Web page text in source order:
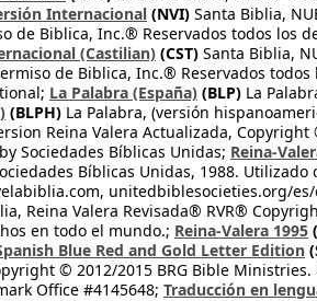
Internacional (NVI) Santa Biblia,
de Biblica, Inc.® Reservados todos los
(Castilian) (CST) Santa Biblia,
de Biblica, Inc.® Reservados
La Palabra (España) (BLP) La
(BLPH) La Palabra, (versión
Reina Valera Actualizada,
Sociedades Bíblicas Unidas; Reina-
Bíblicas Unidas, 1988.
unitedbiblesocieties.org/
Reina Valera Revisada® RVR®
en todo el mundo.; Reina-Valera 1995
Blue Red and Gold Letter Edition
© 2012/2015 BRG Bible
Office #4145648; Traducción en